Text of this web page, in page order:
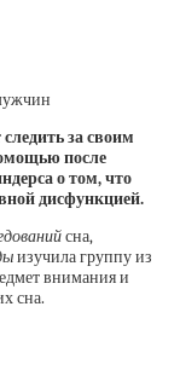
за своим
после
о том, что
дисфункцией.
сна,
изучила группу из
внимания и
сна.